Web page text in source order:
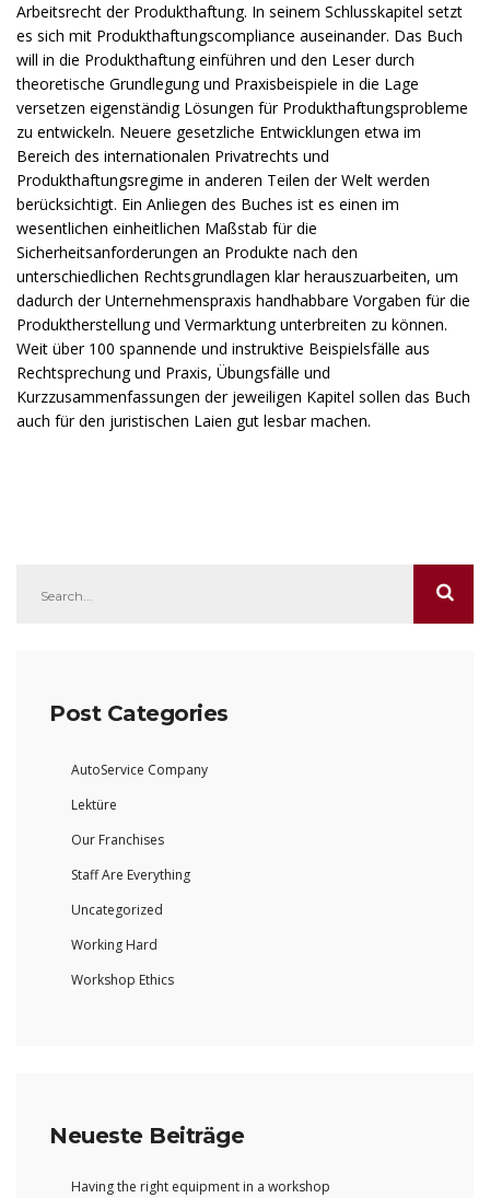
Arbeitsrecht der Produkthaftung. In seinem Schlusskapitel setzt
es sich mit Produkthaftungscompliance auseinander. Das Buch
will in die Produkthaftung einführen und den Leser durch
theoretische Grundlegung und Praxisbeispiele in die Lage
versetzen eigenständig Lösungen für Produkthaftungsprobleme
zu entwickeln. Neuere gesetzliche Entwicklungen etwa im
Bereich des internationalen Privatrechts und
Produkthaftungsregime in anderen Teilen der Welt werden
berücksichtigt. Ein Anliegen des Buches ist es einen im
wesentlichen einheitlichen Maßstab für die
Sicherheitsanforderungen an Produkte nach den
unterschiedlichen Rechtsgrundlagen klar herauszuarbeiten, um
dadurch der Unternehmenspraxis handhabbare Vorgaben für die
Produktherstellung und Vermarktung unterbreiten zu können.
Weit über 100 spannende und instruktive Beispielsfälle aus
Rechtsprechung und Praxis, Übungsfälle und
Kurzzusammenfassungen der jeweiligen Kapitel sollen das Buch
auch für den juristischen Laien gut lesbar machen.
Post Categories
AutoService Company
Lektüre
Our Franchises
Staff Are Everything
Uncategorized
Working Hard
Workshop Ethics
Neueste Beiträge
Having the right equipment in a workshop